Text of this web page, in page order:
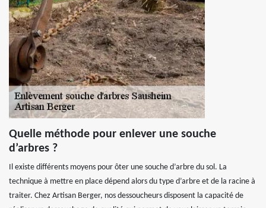
Quelle méthode pour enlever une souche
d’arbres ?
Il existe différents moyens pour ôter une souche d’arbre du sol. La
technique à mettre en place dépend alors du type d’arbre et de la racine à
traiter. Chez Artisan Berger, nos dessoucheurs disposent la capacité de